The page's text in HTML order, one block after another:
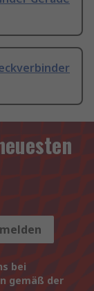
bei
gemäß der